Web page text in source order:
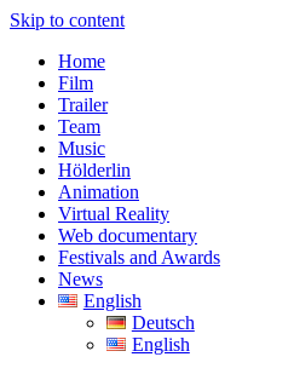
Skip to content
Home
Film
Trailer
Team
Music
Hölderlin
Animation
Virtual Reality
Web documentary
Festivals and Awards
News
English
Deutsch
English